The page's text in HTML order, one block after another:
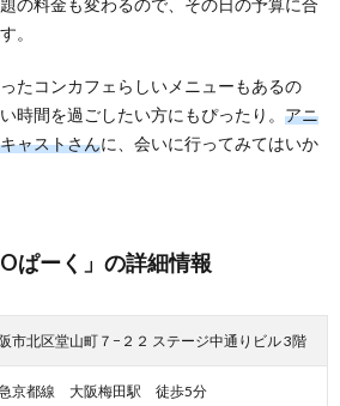
の料金も変わるので、その日の予算に合
。
たコンカフェらしいメニューもあるの
時間を過ごしたい方にもぴったり。 アニ
ャストさんに、会いに行ってみてはいか
ぱーく」の詳細情報
市北区堂山町７−２２ ステージ中通りビル 3階
京都線 大阪梅田駅 徒歩5分